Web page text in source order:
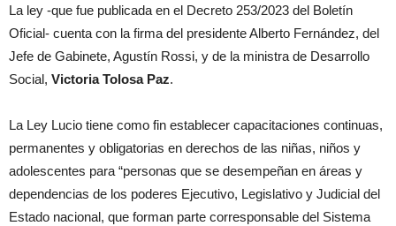
La ley -que fue publicada en el Decreto 253/2023 del Boletín
Oficial- cuenta con la firma del presidente Alberto Fernández, del
Jefe de Gabinete, Agustín Rossi, y de la ministra de Desarrollo
Social, Victoria Tolosa Paz.
La Ley Lucio tiene como fin establecer capacitaciones continuas,
permanentes y obligatorias en derechos de las niñas, niños y
adolescentes para “personas que se desempeñan en áreas y
dependencias de los poderes Ejecutivo, Legislativo y Judicial del
Estado nacional, que forman parte corresponsable del Sistema